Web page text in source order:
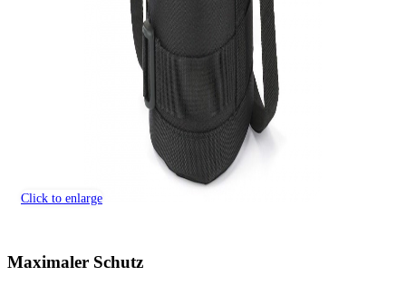
Click to enlarge
Maximaler Schutz